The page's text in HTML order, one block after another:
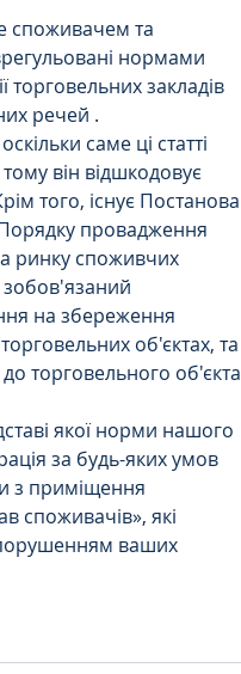
споживачем та
нормами
торговельних закладів
речей .
саме ці статті
він відшкодовує
того, існує Постанова
Порядку провадження
ринку споживчих
на збереження
об'єктах, та
торговельного об'єкта
якої норми нашого
за будь-яких умов
з приміщення
споживачів», які
ваших